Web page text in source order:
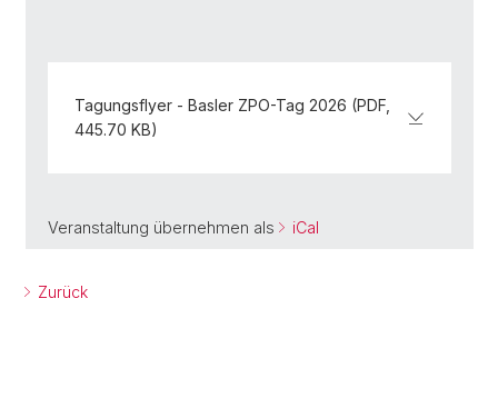
Tagungsflyer - Basler ZPO-Tag 2026 (PDF,
445.70 KB)
Veranstaltung übernehmen als iCal
Zurück